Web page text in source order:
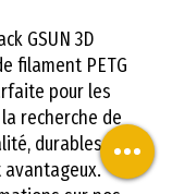
GSUN 3D
filament PETG
pour les
recherche de
durables et
avantageux.